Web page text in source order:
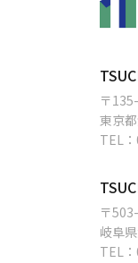
〒
東京
TEL：
〒
岐阜
TEL：